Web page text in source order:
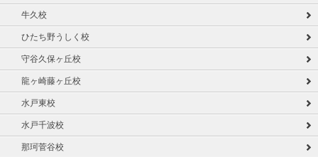
牛久校
ひたち野うしく校
守谷久保ヶ丘校
龍ヶ崎藤ヶ丘校
水戸東校
水戸千波校
那珂菅谷校